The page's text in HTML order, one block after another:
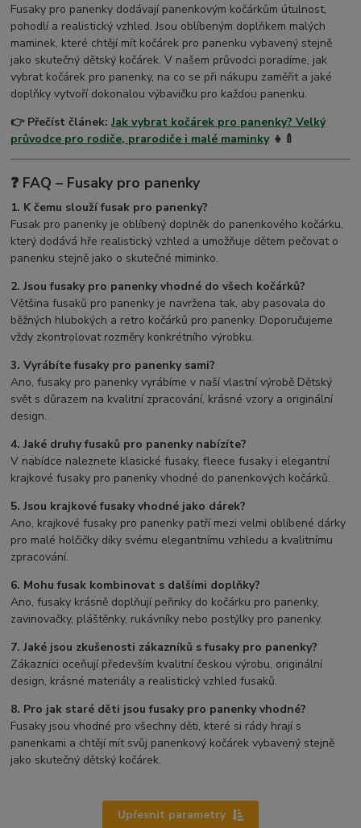
Fusaky pro panenky dodávají panenkovým kočárkům útulnost,
pohodlí a realistický vzhled. Jsou oblíbeným doplňkem malých
maminek, které chtějí mít kočárek pro panenku vybavený stejně
jako skutečný dětský kočárek. V našem průvodci poradíme, jak
vybrat kočárek pro panenky, na co se při nákupu zaměřit a jaké
doplňky vytvoří dokonalou výbavičku pro každou panenku.
👉 Přečíst článek:Jak vybrat kočárek pro panenky? Velký
průvodce pro rodiče, prarodiče i malé maminky👧🍼
❓ FAQ – Fusaky pro panenky
1. K čemu slouží fusak pro panenky?
Fusak pro panenky je oblíbený doplněk do panenkového kočárku,
který dodává hře realistický vzhled a umožňuje dětem pečovat o
panenku stejně jako o skutečné miminko.
2. Jsou fusaky pro panenky vhodné do všech kočárků?
Většina fusaků pro panenky je navržena tak, aby pasovala do
běžných hlubokých a retro kočárků pro panenky. Doporučujeme
vždy zkontrolovat rozměry konkrétního výrobku.
3. Vyrábíte fusaky pro panenky sami?
Ano, fusaky pro panenky vyrábíme v naší vlastní výrobě Dětský
svět s důrazem na kvalitní zpracování, krásné vzory a originální
design.
4. Jaké druhy fusaků pro panenky nabízíte?
V nabídce naleznete klasické fusaky, fleece fusaky i elegantní
krajkové fusaky pro panenky vhodné do panenkových kočárků.
5. Jsou krajkové fusaky vhodné jako dárek?
Ano, krajkové fusaky pro panenky patří mezi velmi oblíbené dárky
pro malé holčičky díky svému elegantnímu vzhledu a kvalitnímu
zpracování.
6. Mohu fusak kombinovat s dalšími doplňky?
Ano, fusaky krásně doplňují peřinky do kočárku pro panenky,
zavinovačky, pláštěnky, rukávníky nebo postýlky pro panenky.
7. Jaké jsou zkušenosti zákazníků s fusaky pro panenky?
Zákazníci oceňují především kvalitní českou výrobu, originální
design, krásné materiály a realistický vzhled fusaků.
8. Pro jak staré děti jsou fusaky pro panenky vhodné?
Fusaky jsou vhodné pro všechny děti, které si rády hrají s
panenkami a chtějí mít svůj panenkový kočárek vybavený stejně
jako skutečný dětský kočárek.
Upřesnit parametry